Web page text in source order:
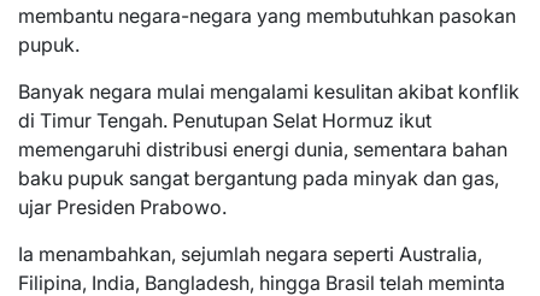
membantu negara-negara yang membutuhkan pasokan
pupuk.
Banyak negara mulai mengalami kesulitan akibat konflik
di Timur Tengah. Penutupan Selat Hormuz ikut
memengaruhi distribusi energi dunia, sementara bahan
baku pupuk sangat bergantung pada minyak dan gas,
ujar Presiden Prabowo.
Ia menambahkan, sejumlah negara seperti Australia,
Filipina, India, Bangladesh, hingga Brasil telah meminta